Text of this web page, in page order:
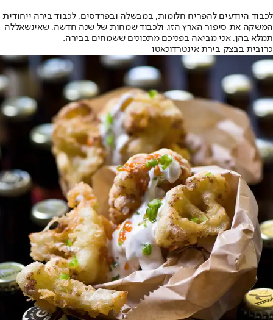
לכבוד היודעים להפריח חלומות, במבשלה ובפרדסים, לכבוד בירה ייחודית
המשקה את סיפור הארץ הזו, ולכבוד שמחות של שנה חדשה, שאינשאללה
תמלא בהן, אני מביאה בפניכם מתכונים ששמחים בבירה.
כרובית בבצק בירת אינטרדונאטו